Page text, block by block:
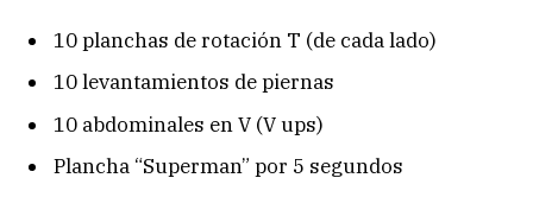
10 planchas de rotación T (de cada lado)
10 levantamientos de piernas
10 abdominales en V (V ups)
Plancha “Superman” por 5 segundos